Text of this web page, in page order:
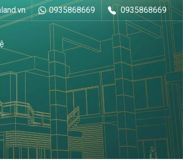
0935868669 0935868669